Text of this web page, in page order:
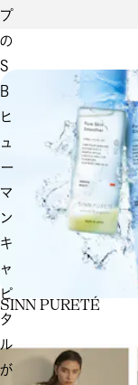
プ
の
S
B
ヒ
ュ
ー
マ
ン
キ
ャ
ピ
タ
ル
が
SINN PURETÉ